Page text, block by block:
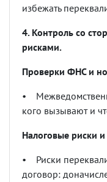
избежать
4. Контроль со
рисками.
Проверки ФНС и
•
кого вызывают и
Налоговые риски
• Риски
договор: